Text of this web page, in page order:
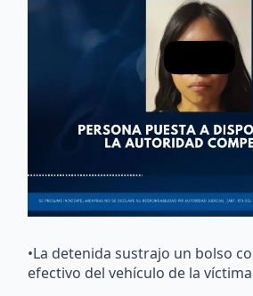
•La detenida sustrajo un bolso
efectivo del vehículo de la